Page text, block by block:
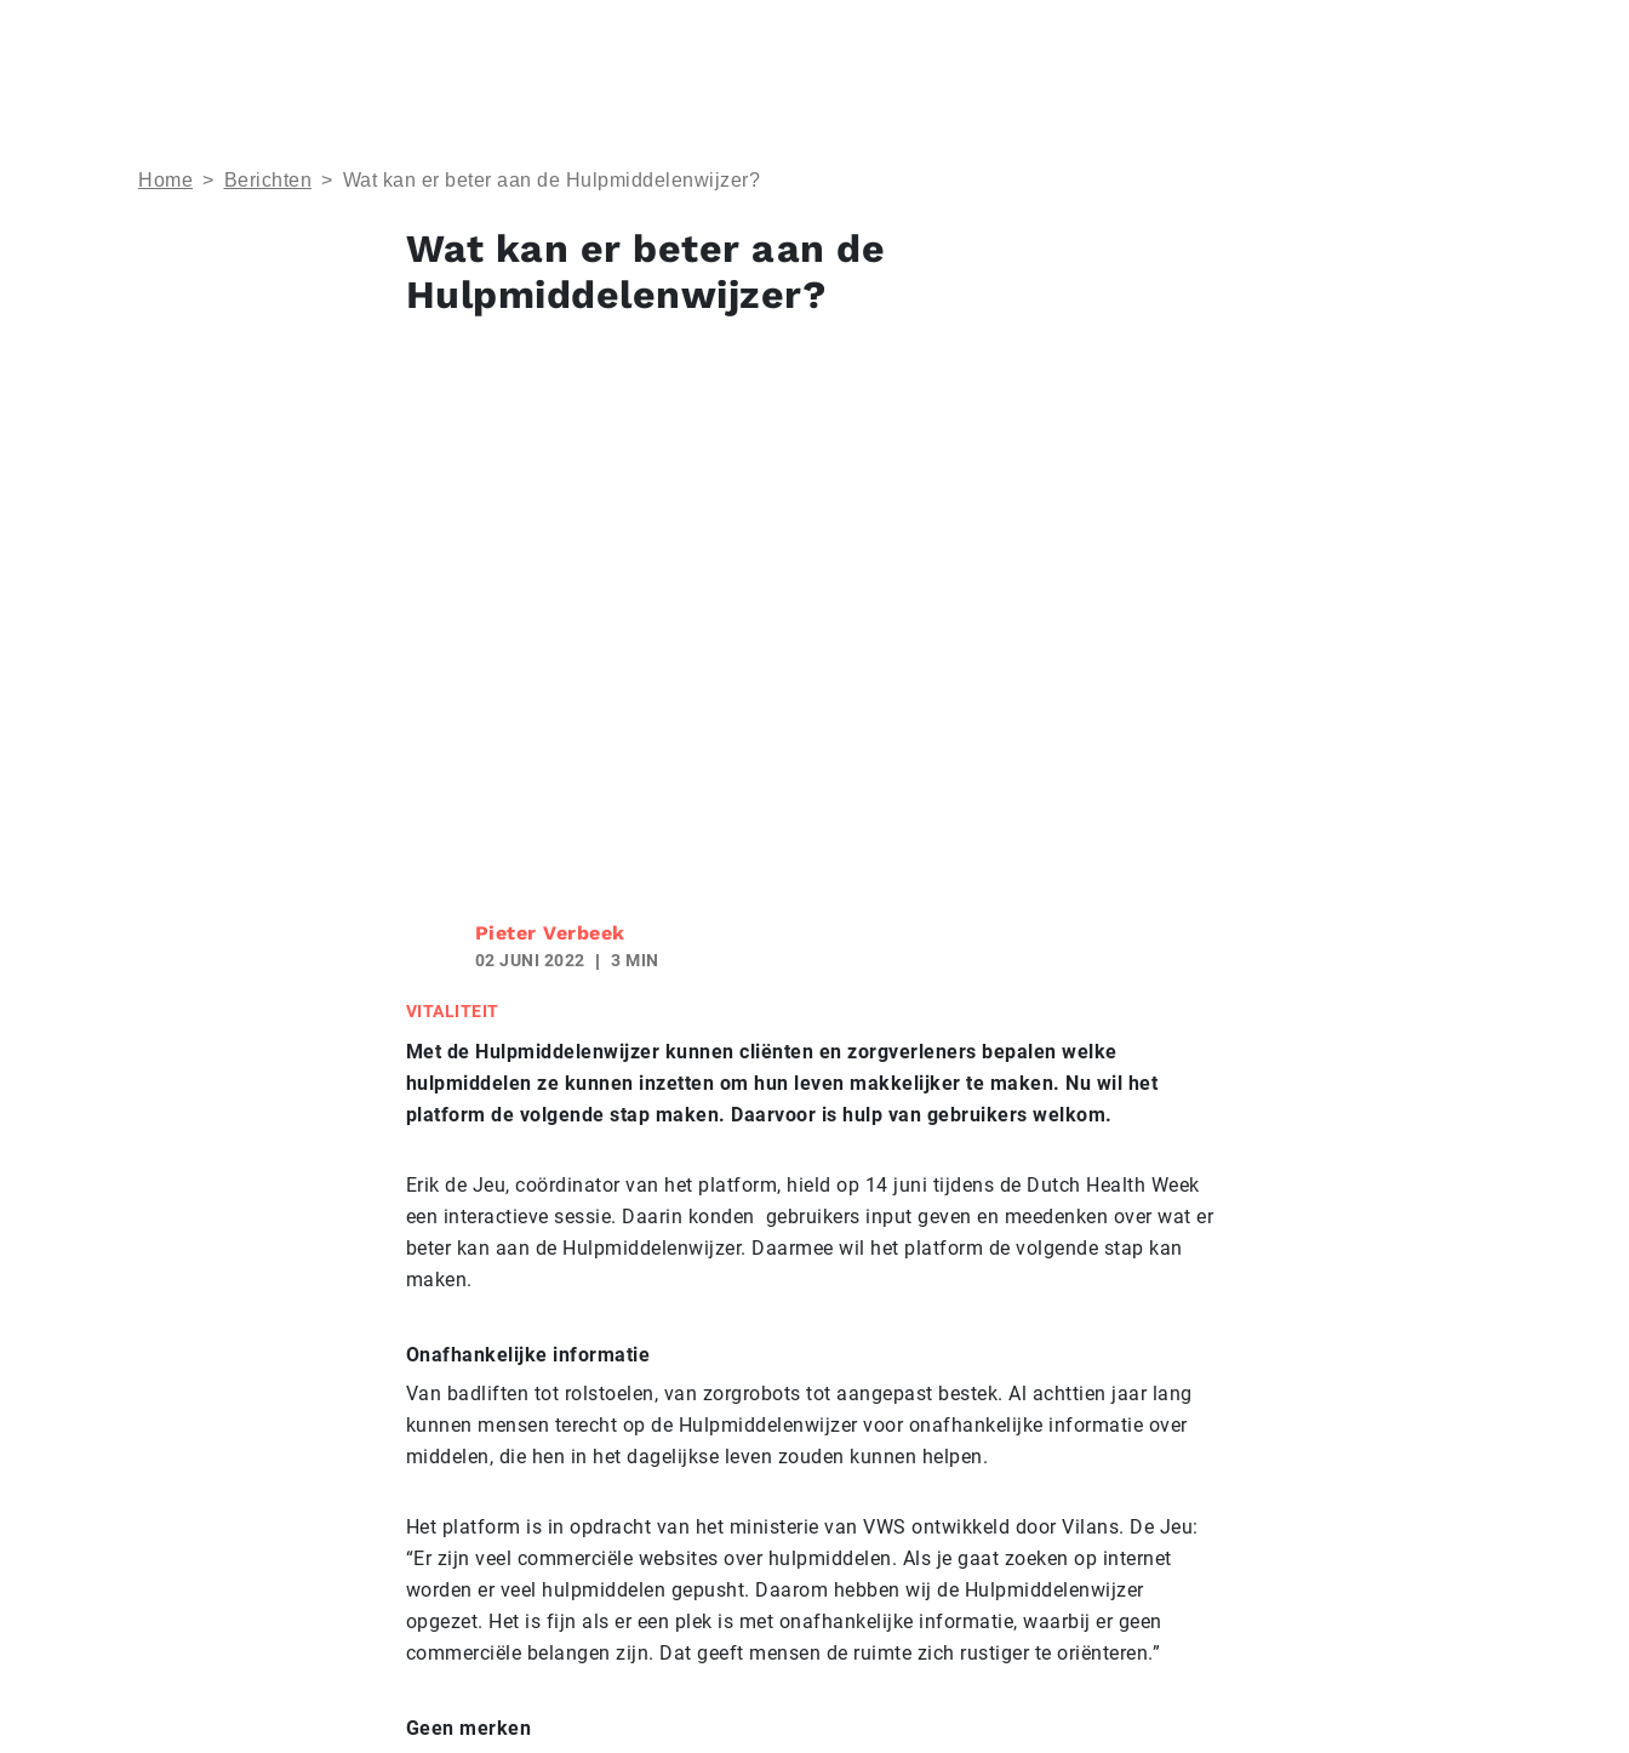
Home > Berichten > Wat kan er beter aan de Hulpmiddelenwijzer?
Wat kan er beter aan de
Hulpmiddelenwijzer?
Pieter Verbeek
02 JUNI 2022 3 MIN
VITALITEIT
Met de Hulpmiddelenwijzer kunnen cliënten en zorgverleners bepalen welke
hulpmiddelen ze kunnen inzetten om hun leven makkelijker te maken. Nu wil het
platform de volgende stap maken. Daarvoor is hulp van gebruikers welkom.
Erik de Jeu, coördinator van het platform, hield op 14 juni tijdens de Dutch Health Week
een interactieve sessie. Daarin konden gebruikers input geven en meedenken over wat er
beter kan aan de Hulpmiddelenwijzer. Daarmee wil het platform de volgende stap kan
maken.
Onafhankelijke informatie
Van badliften tot rolstoelen, van zorgrobots tot aangepast bestek. Al achttien jaar lang
kunnen mensen terecht op de Hulpmiddelenwijzer voor onafhankelijke informatie over
middelen, die hen in het dagelijkse leven zouden kunnen helpen.
Het platform is in opdracht van het ministerie van VWS ontwikkeld door Vilans. De Jeu:
“Er zijn veel commerciële websites over hulpmiddelen. Als je gaat zoeken op internet
worden er veel hulpmiddelen gepusht. Daarom hebben wij de Hulpmiddelenwijzer
opgezet. Het is fijn als er een plek is met onafhankelijke informatie, waarbij er geen
commerciële belangen zijn. Dat geeft mensen de ruimte zich rustiger te oriënteren.”
Geen merken